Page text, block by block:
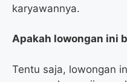
karyawannya.
Apakah lowongan ini
Tentu saja, lowongan